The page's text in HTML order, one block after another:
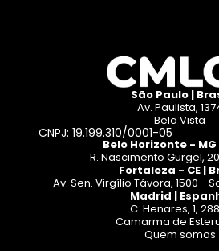
São Paulo |
Av. Paulista,
Bela Vista
CNPJ: 19.199.310/0001-05
Belo Horizonte -
R. Nascimento Gurgel,
Fortaleza - CE |
Av. Sen. Virgílio Távora, 1500 -
Madrid |
C. Henares, 1,
Camarma de
Quem somos